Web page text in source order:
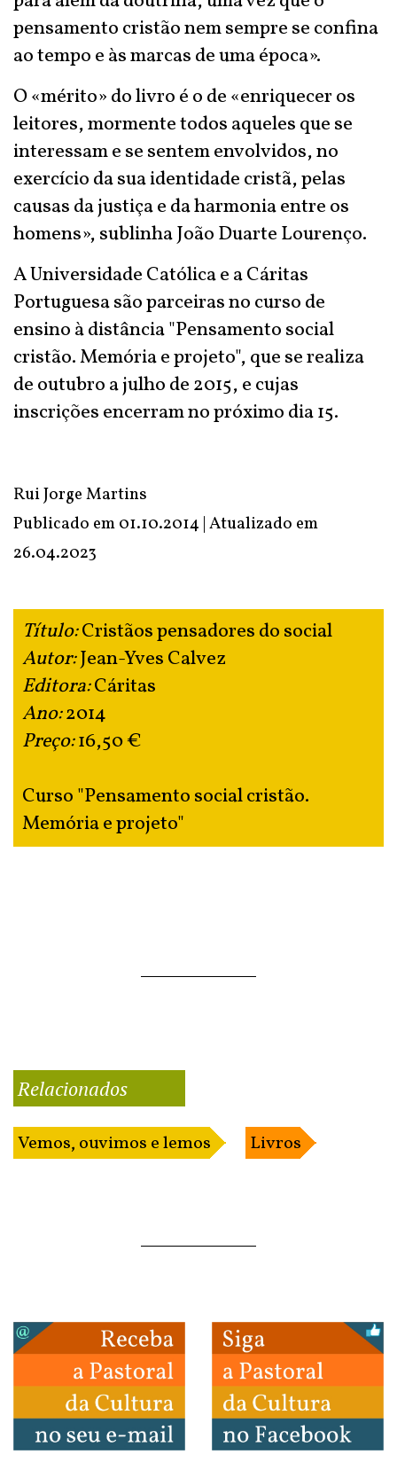
pensamento cristão nem sempre se confina
ao tempo e às marcas de uma época».
O «mérito» do livro é o de «enriquecer os
leitores, mormente todos aqueles que se
interessam e se sentem envolvidos, no
exercício da sua identidade cristã, pelas
causas da justiça e da harmonia entre os
homens», sublinha João Duarte Lourenço.
A Universidade Católica e a Cáritas
Portuguesa são parceiras no curso de
ensino à distância "Pensamento social
cristão. Memória e projeto", que se realiza
de outubro a julho de 2015, e cujas
inscrições encerram no próximo dia 15.
Rui Jorge Martins
Publicado em 01.10.2014 | Atualizado em
26.04.2023
Título:Cristãos pensadores do social
Autor:Jean-Yves Calvez
Editora:Cáritas
Ano:2014
Preço:16,50 €
Curso "Pensamento social cristão.
Memória e projeto"
Relacionados
Vemos, ouvimos e lemos Livros